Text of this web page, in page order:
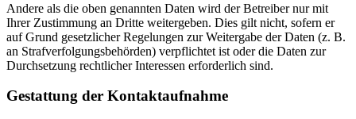
Andere als die oben genannten Daten wird der Betreiber nur mit
Ihrer Zustimmung an Dritte weitergeben. Dies gilt nicht, sofern er
auf Grund gesetzlicher Regelungen zur Weitergabe der Daten (z. B.
an Strafverfolgungsbehörden) verpflichtet ist oder die Daten zur
Durchsetzung rechtlicher Interessen erforderlich sind.
Gestattung der Kontaktaufnahme